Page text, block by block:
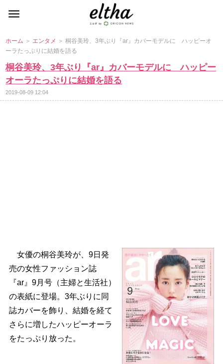
ホーム ＞ エンタメ ＞ 桐谷美玲、3年ぶり『ar』カバーモデルに ハッピーオ
ーラたっぷりに結婚を語る
桐谷美玲、3年ぶり『ar』カバーモデルに ハッピー
オーラたっぷりに結婚を語る
2019-08-09 12:04
女優の桐谷美玲が、9日発
売の女性ファッション誌
『ar』9月号（主婦と生活社）
の表紙に登場。3年ぶりに同
誌カバーを飾り、結婚を経て
さらに増したハッピーオーラ
をたっぷり放った。